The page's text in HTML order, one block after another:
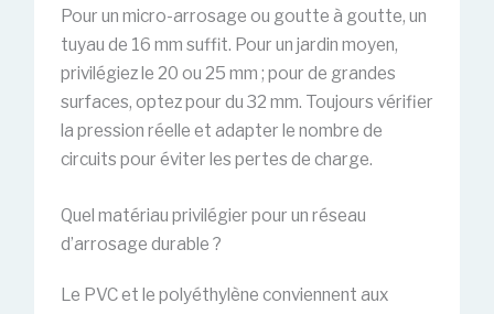
Pour un micro-arrosage ou goutte à goutte, un
tuyau de 16 mm suffit. Pour un jardin moyen,
privilégiez le 20 ou 25 mm ; pour de grandes
surfaces, optez pour du 32 mm. Toujours vérifier
la pression réelle et adapter le nombre de
circuits pour éviter les pertes de charge.
Quel matériau privilégier pour un réseau
d’arrosage durable ?
Le PVC et le polyéthylène conviennent aux